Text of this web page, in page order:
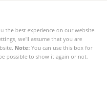
the best experience on our website.
we'll assume that you are
Note:You can use this box for
possible to show it again or not.